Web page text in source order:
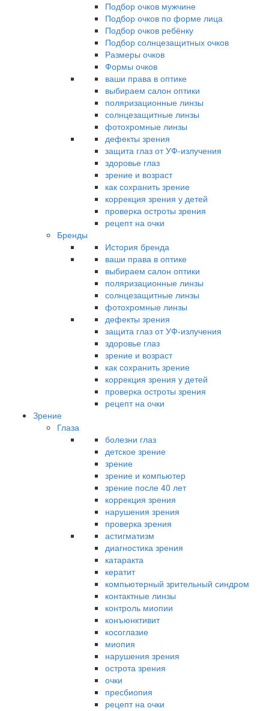
Подбор очков мужчине
Подбор очков по форме лица
Подбор очков ребёнку
Подбор солнцезащитных очков
Размеры очков
Формы очков
ваши права в оптике
выбираем салон оптики
поляризационные линзы
солнцезащитные линзы
фотохромные линзы
дефекты зрения
защита глаз от УФ-излучения
здоровье глаз
зрение и возраст
как сохранить зрение
коррекция зрения у детей
проверка остроты зрения
рецепт на очки
Бренды
История бренда
ваши права в оптике
выбираем салон оптики
поляризационные линзы
солнцезащитные линзы
фотохромные линзы
дефекты зрения
защита глаз от УФ-излучения
здоровье глаз
зрение и возраст
как сохранить зрение
коррекция зрения у детей
проверка остроты зрения
рецепт на очки
Зрение
Глаза
болезни глаз
детское зрение
зрение
зрение и компьютер
зрение после 40 лет
коррекция зрения
нарушения зрения
проверка зрения
астигматизм
диагностика зрения
катаракта
кератит
компьютерный зрительный синдром
контактные линзы
контроль миопии
конъюнктивит
косоглазие
миопия
нарушения зрения
острота зрения
очки
пресбиопия
рецепт на очки